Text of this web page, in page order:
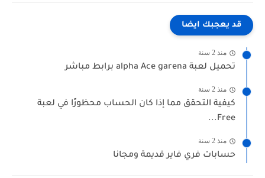
قد يعجبك ايضا
منذ 2 سنة
تحميل لعبة alpha Ace garena برابط مباشر
منذ 2 سنة
كيفية التحقق مما إذا كان الحساب محظورًا في لعبة
Free...
منذ 2 سنة
حسابات فري فاير قديمة ومجانا